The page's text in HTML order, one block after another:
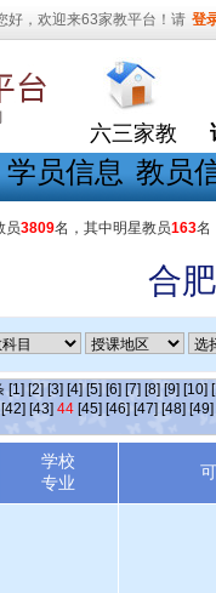
好，欢迎来63家教平台！请 登
六三家教
学员信息 教员
员3809名，其中明星教员163名
合
[1] [2] [3] [4] [5] [6] [7] [8] [9] [10]
[42] [43] 44 [45] [46] [47] [48] [49]
学校
专业